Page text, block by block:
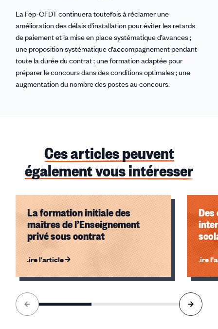
La Fep-CFDT continuera toutefois à réclamer une
amélioration des délais d’installation pour éviter les retards
de paiement et la mise en place systématique d’avances ;
une proposition systématique d’accompagnement pendant
toute la durée du contrat ; une formation adaptée pour
préparer le concours dans des conditions optimales ; une
augmentation du nombre des postes au concours.
Ces articles peuvent
également vous intéresser
La formation initiale des
maîtres de l’Enseignement
privé sous contrat
Lire l'article Lire